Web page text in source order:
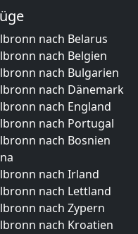
nach Belarus
nach Belgien
nach Bulgarien
nach Dänemark
nach England
nach Portugal
nach Bosnien
nach Irland
nach Lettland
nach Zypern
nach Kroatien